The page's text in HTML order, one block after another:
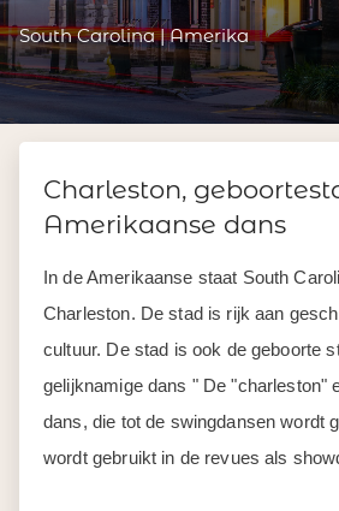
South Carolina | Amerika
Charleston,
Amerikaanse dans
In de Amerikaanse staat South
Charleston. De stad is rijk aan
cultuur. De stad is ook de geboorte
gelijknamige dans " De "charleston"
dans, die tot de swingdansen wordt
wordt gebruikt in de revues als